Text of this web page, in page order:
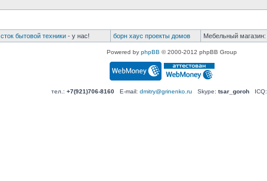
сток бытовой техники - у нас! борн хаус проекты домов Мебельный магазин:
Powered by phpBB © 2000-2012 phpBB Group
тел.: +7(921)706-8160E-mail: dmitry@grinenko.ru Skype: tsar_gorohICQ: